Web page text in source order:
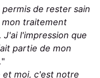
de rester sain
traitement
l'impression que
partie de mon
"
et moi, c'est notre